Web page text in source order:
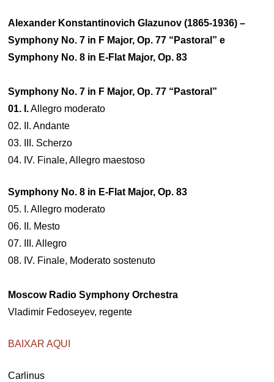
Alexander Konstantinovich Glazunov (1865-1936) –
Symphony No. 7 in F Major, Op. 77 “Pastoral” e
Symphony No. 8 in E-Flat Major, Op. 83
Symphony No. 7 in F Major, Op. 77 “Pastoral”
01. I.Allegro moderato
02. II. Andante
03. III. Scherzo
04. IV. Finale, Allegro maestoso
Symphony No. 8 in E-Flat Major, Op. 83
05. I. Allegro moderato
06. II. Mesto
07. III. Allegro
08. IV. Finale, Moderato sostenuto
Moscow Radio Symphony Orchestra
Vladimir Fedoseyev, regente
BAIXAR AQUI
Carlinus